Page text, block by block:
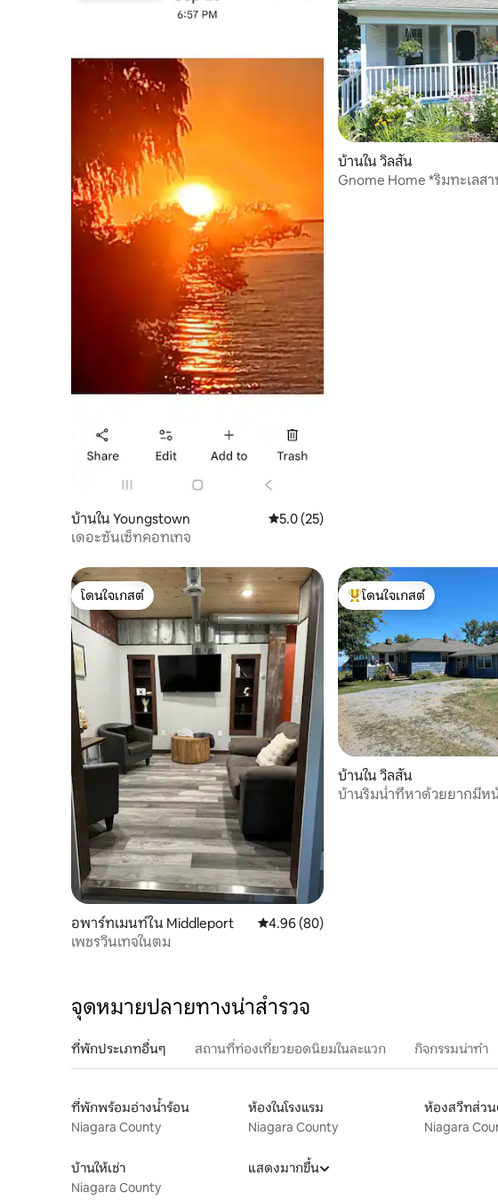
บ้านใน Youngstown คะแนนเฉลี่ย 5.0 จาก 5, 25 รีวิว
5.0 (25)
เดอะซันเซ็ทคอทเทจ
บ้านใน วิลสัน
Gnome Home *ริมทะเลส
โดนใจเกสต์
โดนใจเกสต์
อพาร์ทเมนท์ใน Middleport คะแนนเฉลี่ย 4.96 จาก 5, 80 รีวิว
4.96 (80)
เพชรวินเทจในตม
โดนใจเกสต์ที่สุด
โดนใจเกสต์
บ้านใน วิลสัน
บ้านริมน้ำที่หาด้วยยากมีห
จุดหมายปลายทางน่าสำรวจ
ที่พักประเภทอื่นๆ สถานที่ท่องเที่ยวยอดนิยมในละแวก กิจกรรมน่าทำ
ที่พักพร้อมอ่างน้ำร้อน
Niagara County
ห้องในโรงแรม
Niagara County
ห้องสวีทส่ว
Niagara
บ้านให้เช่า
Niagara County
แสดงมากขึ้น